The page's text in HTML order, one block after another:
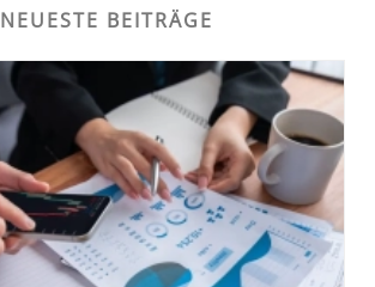
NEUESTE BEITRÄGE